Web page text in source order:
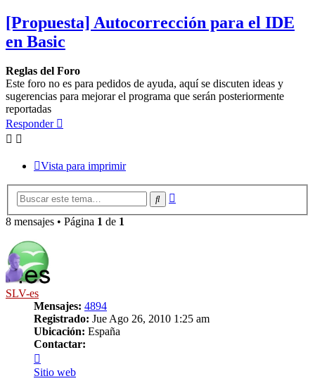
[Propuesta] Autocorrección para el IDE
en Basic
Reglas del Foro
Este foro no es para pedidos de ayuda, aquí se discuten ideas y
sugerencias para mejorar el programa que serán posteriormente
reportadas
Responder
Vista para imprimir
Buscar
8 mensajes • Página 1 de 1
SLV-es
Mensajes: 4894
Registrado: Jue Ago 26, 2010 1:25 am
Ubicación: España
Contactar:
SLV-
es
Sitio web